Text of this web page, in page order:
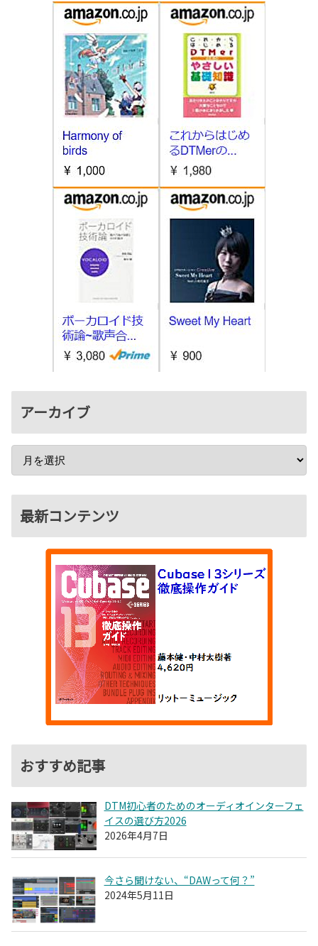
アーカイブ
最新コンテンツ
おすすめ記事
DTM初心者のためのオーディオインターフェ
イスの選び方2026
2026年4月7日
今さら聞けない、“DAWって何？”
2024年5月11日